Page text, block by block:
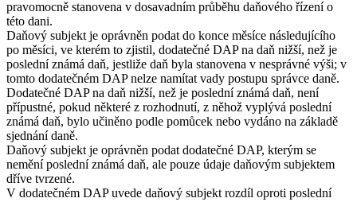
pravomocně stanovena v dosavadním průběhu daňového řízení o
této dani.
Daňový subjekt je oprávněn podat do konce měsíce následujícího
po měsíci, ve kterém to zjistil, dodatečné DAP na daň nižší, než je
poslední známá daň, jestliže daň byla stanovena v nesprávné výši; v
tomto dodatečném DAP nelze namítat vady postupu správce daně.
Dodatečné DAP na daň nižší, než je poslední známá daň, není
přípustné, pokud některé z rozhodnutí, z něhož vyplývá poslední
známá daň, bylo učiněno podle pomůcek nebo vydáno na základě
sjednání daně.
Daňový subjekt je oprávněn podat dodatečné DAP, kterým se
nemění poslední známá daň, ale pouze údaje daňovým subjektem
dříve tvrzené.
V dodatečném DAP uvede daňový subjekt rozdíl oproti poslední